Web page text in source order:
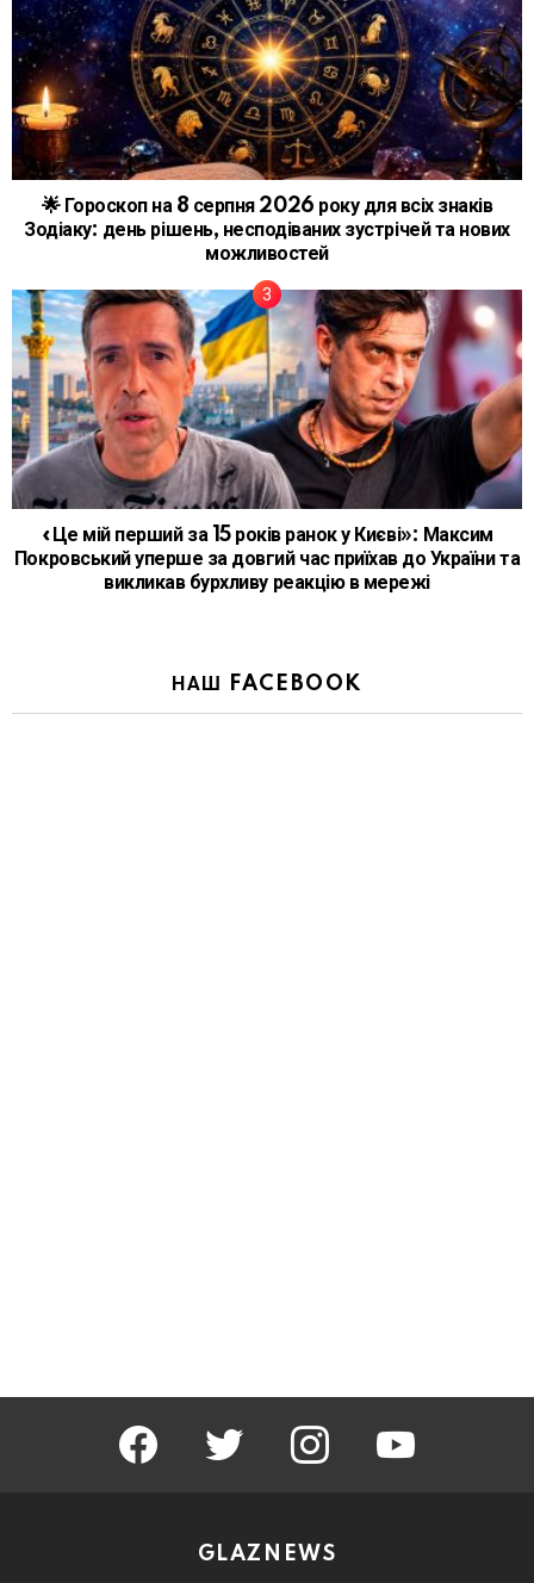
🌟 Гороскоп на 8 серпня 2026 року для всіх знаків
Зодіаку: день рішень, несподіваних зустрічей та нових
можливостей
«Це мій перший за 15 років ранок у Києві»: Максим
Покровський уперше за довгий час приїхав до України та
викликав бурхливу реакцію в мережі
НАШ FACEBOOK
facebook twitter instagram
GLAZNEWS